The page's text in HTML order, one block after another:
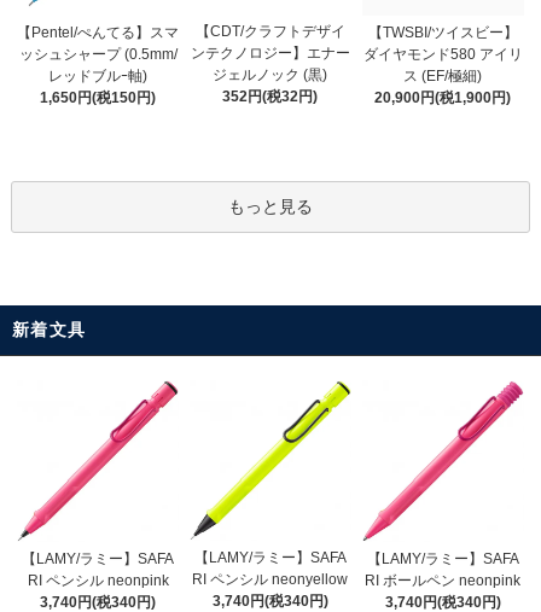
【Pentel/ぺんてる】スマ
ッシュシャープ (0.5mm/
レッドブルｰ軸)
1,650円(税150円)
【CDT/クラフトデザイ
ンテクノロジー】エナー
ジェルノック (黒)
352円(税32円)
【TWSBI/ツイスビー】
ダイヤモンド580 アイリ
ス (EF/極細)
20,900円(税1,900円)
もっと見る
新着文具
【LAMY/ラミー】SAFA
RI ペンシル neonpink
3,740円(税340円)
【LAMY/ラミー】SAFA
RI ペンシル neonyellow
3,740円(税340円)
【LAMY/ラミー】SAFA
RI ボールペン neonpink
3,740円(税340円)